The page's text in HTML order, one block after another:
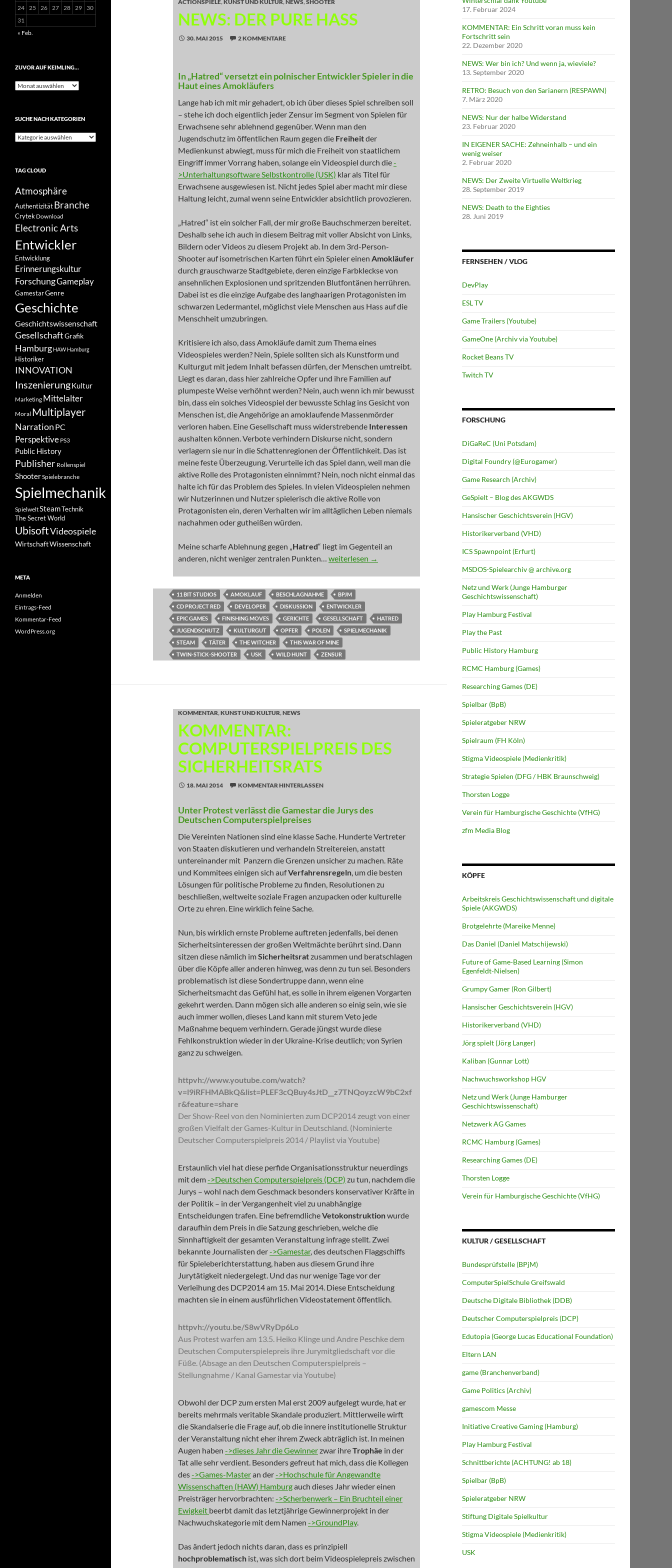
ACTIONSPIELE,KUNST UND KULTUR,NEWS,SHOOTER
NEWS: DER PURE HASS
30. MAI 2015 2 KOMMENTARE
In „Hatred“ versetzt ein polnischer Entwickler Spieler in die
Haut eines Amokläufers
Lange hab ich mit mir gehadert, ob ich über dieses Spiel schreiben soll
– stehe ich doch eigentlich jeder Zensur im Segment von Spielen für
Erwachsene sehr ablehnend gegenüber. Wenn man den
Jugendschutz im öffentlichen Raum gegen die Freiheitder
Medienkunst abwiegt, muss für mich die Freiheit von staatlichem
Eingriff immer Vorrang haben, solange ein Videospiel durch die-
>Unterhaltungsoftware Selbstkontrolle (USK) klar als Titel für
Erwachsene ausgewiesen ist. Nicht jedes Spiel aber macht mir diese
Haltung leicht, zumal wenn seine Entwickler absichtlich provozieren.
„Hatred“ ist ein solcher Fall, der mir große Bauchschmerzen bereitet.
Deshalb sehe ich auch in diesem Beitrag mit voller Absicht von Links,
Bildern oder Videos zu diesem Projekt ab. In dem 3rd-Person-
Shooter auf isometrischen Karten führt ein Spieler einen Amokläufer
durch grauschwarze Stadtgebiete, deren einzige Farbkleckse von
ansehnlichen Explosionen und spritzenden Blutfontänen herrühren.
Dabei ist es die einzige Aufgabe des langhaarigen Protagonisten im
schwarzen Ledermantel, möglichst viele Menschen aus Hass auf die
Menschheit umzubringen.
Kritisiere ich also, dass Amokläufe damit zum Thema eines
Videospieles werden? Nein, Spiele sollten sich als Kunstform und
Kulturgut mit jedem Inhalt befassen dürfen, der Menschen umtreibt.
Liegt es daran, dass hier zahlreiche Opfer und ihre Familien auf
plumpeste Weise verhöhnt werden? Nein, auch wenn ich mir bewusst
bin, dass ein solches Videospiel der bewusste Schlag ins Gesicht von
Menschen ist, die Angehörige an amoklaufende Massenmörder
verloren haben. Eine Gesellschaft muss widerstrebende Interessen
aushalten können. Verbote verhindern Diskurse nicht, sondern
verlagern sie nur in die Schattenregionen der Öffentlichkeit. Das ist
meine feste Überzeugung. Verurteile ich das Spiel dann, weil man die
aktive Rolle des Protagonisten einnimmt? Nein, noch nicht einmal das
halte ich für das Problem des Spieles. In vielen Videospielen nehmen
wir Nutzerinnen und Nutzer spielerisch die aktive Rolle von
Protagonisten ein, deren Verhalten wir im alltäglichen Leben niemals
nachahmen oder gutheißen würden.
Meine scharfe Ablehnung gegen „Hatred“ liegt im Gegenteil an
anderen, nicht weniger zentralen Punkten… NEWS: Der pure Hass
weiterlesen →
11 BIT STUDIOS AMOKLAUF BESCHLAGNAHME
BPJM
CD PROJECT RED
DEVELOPER DISKUSSION
ENTWICKLER
EPIC GAMES
FINISHING MOVES GERICHTE GESELLSCHAFT
HATRED
JUGENDSCHUTZ
KULTURGUT OPFER POLEN
SPIELMECHANIK
STEAM
TÄTER THE WITCHER
THIS WAR OF MINE
TWIN-STICK-SHOOTER
USK WILD HUNT ZENSUR
KOMMENTAR,KUNST UND KULTUR,NEWS
KOMMENTAR:
COMPUTERSPIELPREIS DES
SICHERHEITSRATS
18. MAI 2014 KOMMENTAR HINTERLASSEN
Unter Protest verlässt die Gamestar die Jurys des
Deutschen Computerspielpreises
Die Vereinten Nationen sind eine klasse Sache. Hunderte Vertreter
von Staaten diskutieren und verhandeln Streitereien, anstatt
untereinander mit Panzern die Grenzen unsicher zu machen. Räte
und Kommitees einigen sich aufVerfahrensregeln, um die besten
Lösungen für politische Probleme zu finden, Resolutionen zu
beschließen, weltweite soziale Fragen anzupacken oder kulturelle
Orte zu ehren. Eine wirklich feine Sache.
Nun, bis wirklich ernste Probleme auftreten jedenfalls, bei denen
Sicherheitsinteressen der großen Weltmächte berührt sind. Dann
sitzen diese nämlich imSicherheitsratzusammen und beratschlagen
über die Köpfe aller anderen hinweg, was denn zu tun sei. Besonders
problematisch ist diese Sondertruppe dann, wenn eine
Sicherheitsmacht das Gefühl hat, es solle in ihrem eigenen Vorgarten
gekehrt werden. Dann mögen sich alle anderen so einig sein, wie sie
auch immer wollen, dieses Land kann mit sturem Veto jede
Maßnahme bequem verhindern. Gerade jüngst wurde diese
Fehlkonstruktion wieder in der Ukraine-Krise deutlich; von Syrien
ganz zu schweigen.
httpvh://www.youtube.com/watch?
v=l9iRFHMABkQ&list=PLEF3cQBuy4sJtD__z7TNQoyzcW9bC2xf
r&feature=share
Der Show-Reel von den Nominierten zum DCP2014 zeugt von einer
großen Vielfalt der Games-Kultur in Deutschland. (Nominierte
Deutscher Computerspielpreis 2014 / Playlist via Youtube)
Erstaunlich viel hat diese perfide Organisationsstruktur neuerdings
mit dem->Deutschen Computerspielpreis (DCP) zu tun, nachdem die
Jurys – wohl nach dem Geschmack besonders konservativer Kräfte in
der Politik – in der Vergangenheit viel zu unabhängige
Entscheidungen trafen. Eine befremdlicheVetokonstruktionwurde
daraufhin dem Preis in die Satzung geschrieben, welche die
Sinnhaftigkeit der gesamten Veranstaltung infrage stellt. Zwei
bekannte Journalisten der->Gamestar, des deutschen Flaggschiffs
für Spieleberichterstattung, haben aus diesem Grund ihre
Jurytätigkeit niedergelegt. Und das nur wenige Tage vor der
Verleihung des DCP2014 am 15. Mai 2014. Diese Entscheidung
machten sie in einem ausführlichen Videostatement öffentlich.
httpvh://youtu.be/S8wVRyDp6Lo
Aus Protest warfen am 13.5. Heiko Klinge und Andre Peschke dem
Deutschen Computerspielepreis ihre Jurymitgliedschaft vor die
Füße. (Absage an den Deutschen Computerspielpreis –
Stellungnahme / Kanal Gamestar via Youtube)
Obwohl der DCP zum ersten Mal erst 2009 aufgelegt wurde, hat er
bereits mehrmals veritable Skandale produziert. Mittlerweile wirft
die Skandalserie die Frage auf, ob die innere institutionelle Struktur
der Veranstaltung nicht eher ihrem Zweck abträglich ist. In meinen
Augen haben ->dieses Jahr die Gewinnerzwar ihreTrophäe in der
Tat alle sehr verdient. Besonders gefreut hat mich, dass die Kollegen
des->Games-Masteran der->Hochschule für Angewandte
Wissenschaften (HAW) Hamburgauch dieses Jahr wieder einen
Preisträger hervorbrachten: ->Scherbenwerk – Ein Bruchteil einer
Ewigkeit beerbt damit das letztjährige Gewinnerprojekt in der
Nachwuchskategorie mit dem Namen ->GroundPlay.
Das ändert jedoch nichts daran, dass es prinzipiell
hochproblematisch ist, was sich dort beim Videospielepreis zwischen
17. Februar 2024
KOMMENTAR: Ein Schritt voran muss kein
Fortschritt sein
22. Dezember 2020
NEWS: Wer bin ich? Und wenn ja, wieviele?
13. September 2020
RETRO: Besuch von den Sarianern (RESPAWN)
7. März 2020
NEWS: Nur der halbe Widerstand
23. Februar 2020
IN EIGENER SACHE: Zehneinhalb – und ein
wenig weiser
2. Februar 2020
NEWS: Der Zweite Virtuelle Weltkrieg
28. September 2019
NEWS: Death to the Eighties
28. Juni 2019
FERNSEHEN / VLOG
DevPlay
ESL TV
Game Trailers (Youtube)
GameOne (Archiv via Youtube)
Rocket Beans TV
Twitch TV
FORSCHUNG
DiGaReC (Uni Potsdam)
Digital Foundry (@Eurogamer)
Game Research (Archiv)
GeSpielt – Blog des AKGWDS
Hansischer Geschichtsverein (HGV)
Historikerverband (VHD)
ICS Spawnpoint (Erfurt)
MSDOS-Spielearchiv @ archive.org
Netz und Werk (Junge Hamburger
Geschichtswissenschaft)
Play Hamburg Festival
Play the Past
Public History Hamburg
RCMC Hamburg (Games)
Researching Games (DE)
Spielbar (BpB)
Spieleratgeber NRW
Spielraum (FH Köln)
Stigma Videospiele (Medienkritik)
Strategie Spielen (DFG / HBK Braunschweig)
Thorsten Logge
Verein für Hamburgische Geschichte (VfHG)
zfm Media Blog
KÖPFE
Arbeitskreis Geschichtswissenschaft und digitale
Spiele (AKGWDS)
Brotgelehrte (Mareike Menne)
Das Daniel (Daniel Matschijewski)
Future of Game-Based Learning (Simon
Egenfeldt-Nielsen)
Grumpy Gamer (Ron Gilbert)
Hansischer Geschichtsverein (HGV)
Historikerverband (VHD)
Jörg spielt (Jörg Langer)
Kaliban (Gunnar Lott)
Nachwuchsworkshop HGV
Netz und Werk (Junge Hamburger
Geschichtswissenschaft)
Netzwerk AG Games
RCMC Hamburg (Games)
Researching Games (DE)
Thorsten Logge
Verein für Hamburgische Geschichte (VfHG)
KULTUR / GESELLSCHAFT
Bundesprüfstelle (BPjM)
ComputerSpielSchule Greifswald
Deutsche Digitale Bibliothek (DDB)
Deutscher Computerspielpreis (DCP)
Edutopia (George Lucas Educational Foundation)
Eltern LAN
game (Branchenverband)
Game Politics (Archiv)
gamescom Messe
Initiative Creative Gaming (Hamburg)
Play Hamburg Festival
Schnittberichte (ACHTUNG! ab 18)
Spielbar (BpB)
Spieleratgeber NRW
Stiftung Digitale Spielkultur
Stigma Videospiele (Medienkritik)
USK
24 25 26 27 28 29
30
31
« Feb.
ZUVOR AUF KEIMLING…
Zuvor
SUCHE NACH KATEGORIEN
Suche
TAG CLOUD
Atmosphäre
Authentizität Branche
Crytek Download
Electronic Arts
Entwickler
Entwicklung
Erinnerungskultur
ForschungGameplay
GamestarGenre
Geschichte
Geschichtswissenschaft
GesellschaftGrafik
Hamburg HAW Hamburg
Historiker
INNOVATION
InszenierungKultur
Marketing Mittelalter
Moral Multiplayer
Narration PC
Perspektive PS3
Public History
Publisher Rollenspiel
ShooterSpielebranche
Spielmechanik
SpielweltSteamTechnik
The Secret World
UbisoftVideospiele
WirtschaftWissenschaft
META
Anmelden
Eintrags-Feed
Kommentar-Feed
WordPress.org